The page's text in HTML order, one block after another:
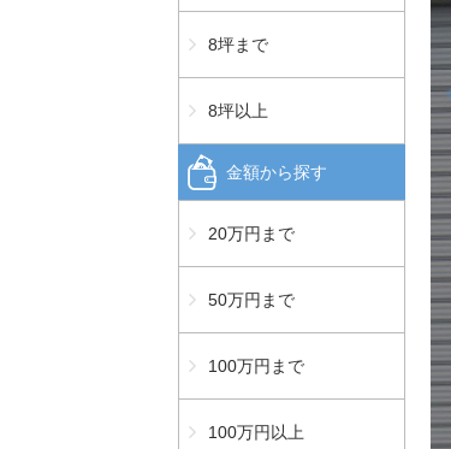
8坪まで
8坪以上
金額から探す
20万円まで
50万円まで
100万円まで
100万円以上